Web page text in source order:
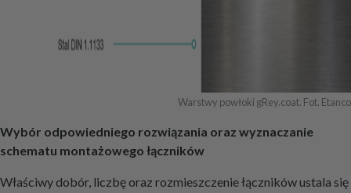
Warstwy powłoki gRey.coat. Fot. Etanco
Wybór odpowiedniego rozwiązania oraz wyznaczanie
schematu montażowego łączników
Właściwy dobór, liczbę oraz rozmieszczenie łączników ustala się